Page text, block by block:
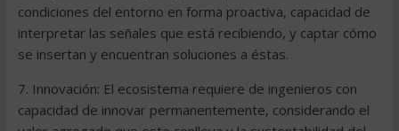
condiciones del entorno en forma proactiva, capacidad de
interpretar las señales que está recibiendo, y captar cómo
se insertan y encuentran soluciones a éstas.
7. Innovación: El ecosistema requiere de ingenieros con
capacidad de innovar permanentemente, considerando el